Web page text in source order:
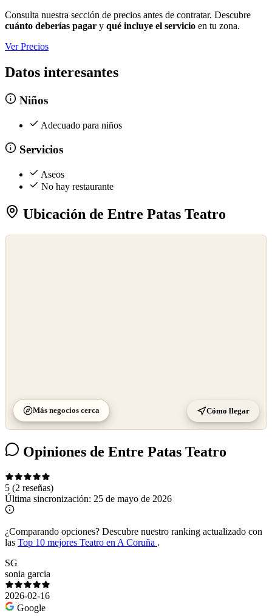
Consulta nuestra sección de precios antes de contratar. Descubre
cuánto deberías pagar y qué incluye el servicio en tu zona.
Ver Precios
Datos interesantes
Niños
Adecuado para niños
Servicios
Aseos
No hay restaurante
Ubicación de Entre Patas Teatro
Más negocios cerca Cómo llegar
Opiniones de Entre Patas Teatro
5 (2 reseñas)
Última sincronización: 25 de mayo de 2026
¿Comparando opciones? Descubre nuestro ranking actualizado con
las Top 10 mejores Teatro en A Coruña .
SG
sonia garcia
2026-02-16
Google